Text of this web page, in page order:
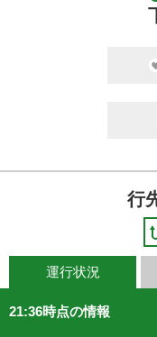
行
運行状況
21:36時点の情報